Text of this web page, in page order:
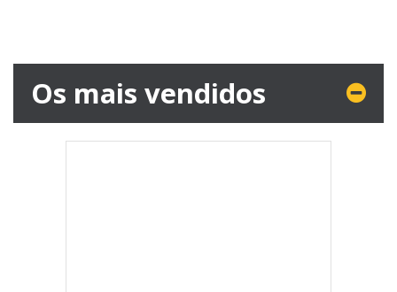
Os mais vendidos